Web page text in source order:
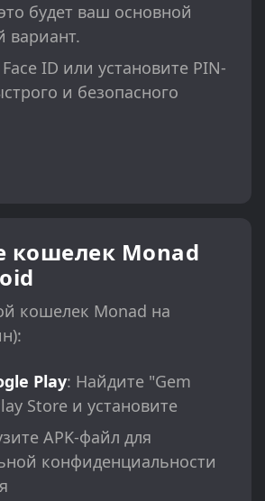
будет ваш основной
вариант.
ID или установите PIN-
и безопасного
кошелек Monad
кошелек Monad на
Play: Найдите "Gem
Store и установите
APK-файл для
конфиденциальности